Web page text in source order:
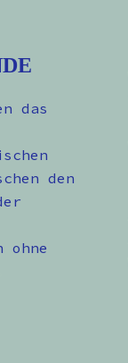
das
den
ohne